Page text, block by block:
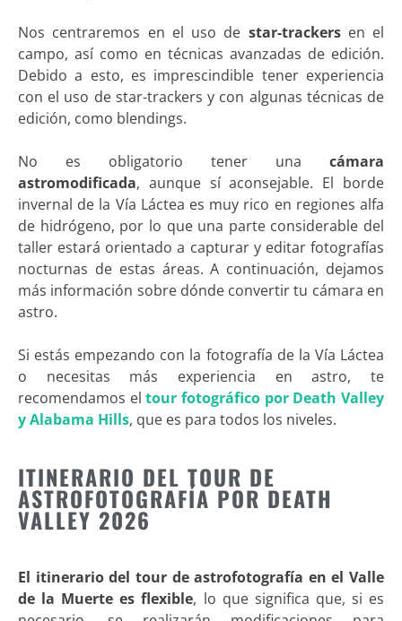
Nos centraremos en el uso de star-trackersen el
campo, así como en técnicas avanzadas de edición.
Debido a esto, es imprescindible tener experiencia
con el uso de star-trackers y con algunas técnicas de
edición, como blendings.
No es obligatorio tener una cámara
astromodificada, aunque sí aconsejable. El borde
invernal de la Vía Láctea es muy rico en regiones alfa
de hidrógeno, por lo que una parte considerable del
taller estará orientado a capturar y editar fotografías
nocturnas de estas áreas. A continuación, dejamos
más información sobre dónde convertir tu cámara en
astro.
Si estás empezando con la fotografía de la Vía Láctea
o necesitas más experiencia en astro, te
recomendamos eltour fotográfico por Death Valley
y Alabama Hills, que es para todos los niveles.
ITINERARIO DEL TOUR DE
ASTROFOTOGRAFÍA POR DEATH
VALLEY 2026
El itinerario del tour de astrofotografía en el Valle
de la Muerte es flexible, lo que significa que, si es